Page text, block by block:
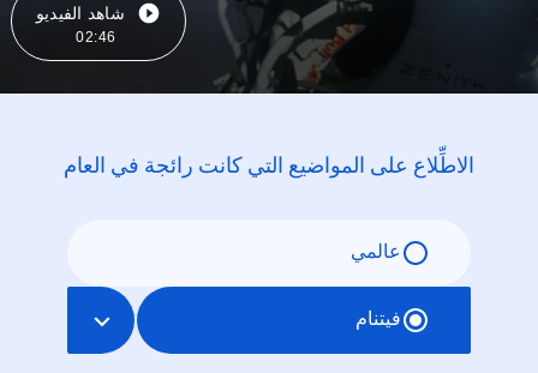
شاهد الفيديو
02:46
الاطِّلاع على المواضيع التي كانت رائجة في العام
عالمي
فيتنام